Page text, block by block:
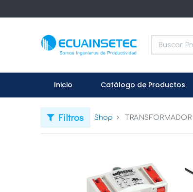
Inicio Catálogo de Productos
Filtros Shop